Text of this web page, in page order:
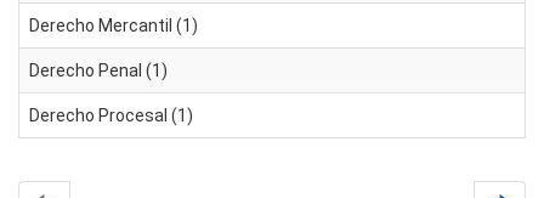
Derecho Mercantil (1)
Derecho Penal (1)
Derecho Procesal (1)